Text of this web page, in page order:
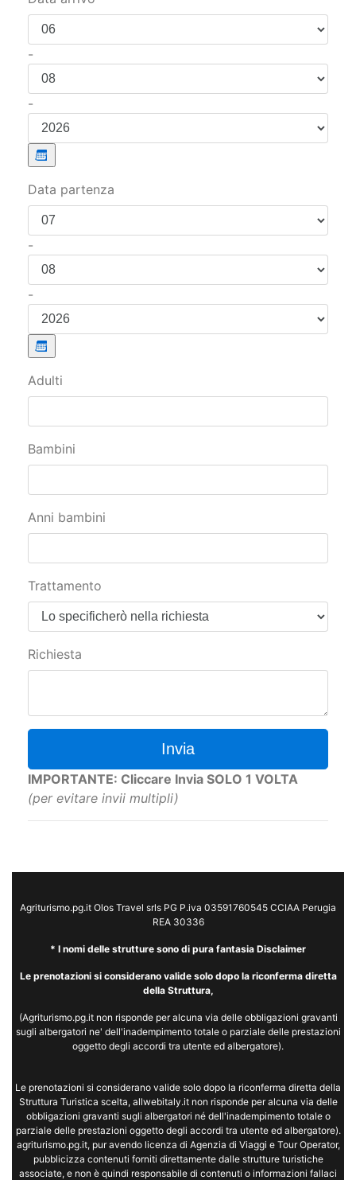
-
-
Data partenza
-
-
Adulti
Bambini
Anni bambini
Trattamento
Richiesta
Invia
IMPORTANTE: Cliccare Invia SOLO 1 VOLTA
(per evitare invii multipli)
Agriturismo.pg.it Olos Travel srls PG P.iva 03591760545 CCIAA Perugia
REA 30336
* I nomi delle strutture sono di pura fantasia Disclaimer
Le prenotazioni si considerano valide solo dopo la riconferma diretta
della Struttura,
(Agriturismo.pg.it non risponde per alcuna via delle obbligazioni gravanti
sugli albergatori ne' dell'inadempimento totale o parziale delle prestazioni
oggetto degli accordi tra utente ed albergatore).
Le prenotazioni si considerano valide solo dopo la riconferma diretta della
Struttura Turistica scelta, allwebitaly.it non risponde per alcuna via delle
obbligazioni gravanti sugli albergatori né dell'inadempimento totale o
parziale delle prestazioni oggetto degli accordi tra utente ed albergatore).
agriturismo.pg.it, pur avendo licenza di Agenzia di Viaggi e Tour Operator,
pubblicizza contenuti forniti direttamente dalle strutture turistiche
associate, e non è quindi responsabile di contenuti o informazioni fallaci